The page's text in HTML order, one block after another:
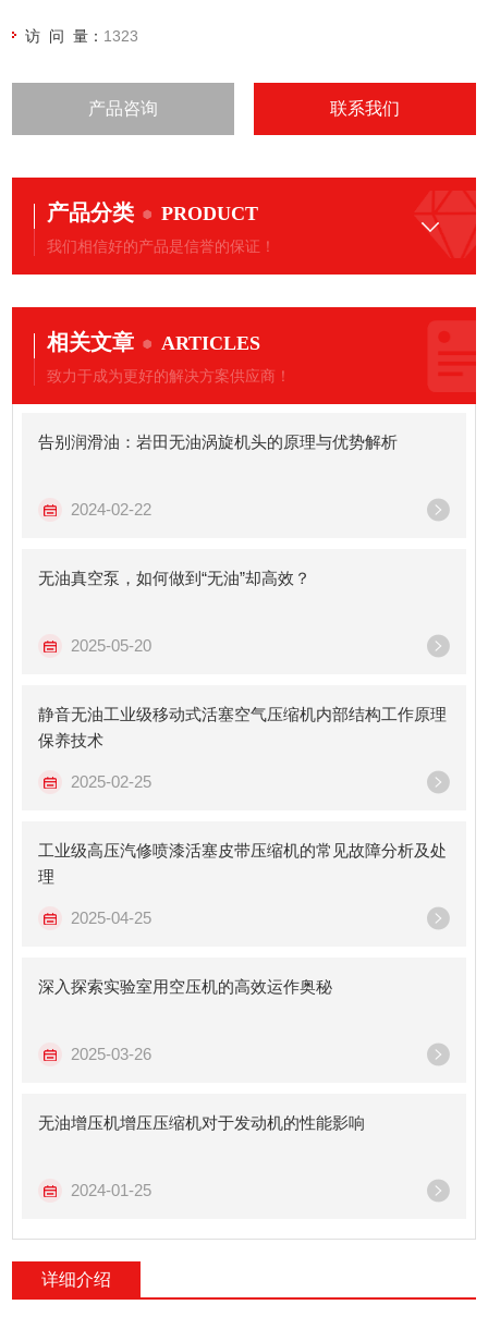
访 问 量： 1323
产品咨询 联系我们
产品分类 PRODUCT
我们相信好的产品是信誉的保证！
相关文章 ARTICLES
致力于成为更好的解决方案供应商！
告别润滑油：岩田无油涡旋机头的原理与优势解析
2024-02-22
无油真空泵，如何做到“无油”却高效？
2025-05-20
静音无油工业级移动式活塞空气压缩机内部结构工作原理
保养技术
2025-02-25
工业级高压汽修喷漆活塞皮带压缩机的常见故障分析及处
理
2025-04-25
深入探索实验室用空压机的高效运作奥秘
2025-03-26
无油增压机增压压缩机对于发动机的性能影响
2024-01-25
详细介绍